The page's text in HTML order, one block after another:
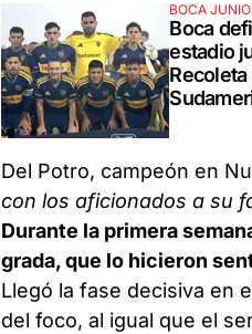
BOCA
Boca
estadio
Recoleta
Del Potro, campeón en
con los aficionados a su
Durante la primera
grada, que lo hicieron
Llegó la fase decisiva en
del foco, al igual que el